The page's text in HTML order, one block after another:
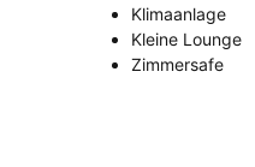
Klimaanlage
Kleine Lounge
Zimmersafe